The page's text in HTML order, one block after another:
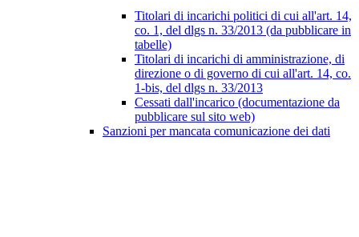
Titolari di incarichi politici di cui all'art. 14,
co. 1, del dlgs n. 33/2013 (da pubblicare in
tabelle)
Titolari di incarichi di amministrazione, di
direzione o di governo di cui all'art. 14, co.
1-bis, del dlgs n. 33/2013
Cessati dall'incarico (documentazione da
pubblicare sul sito web)
Sanzioni per mancata comunicazione dei dati